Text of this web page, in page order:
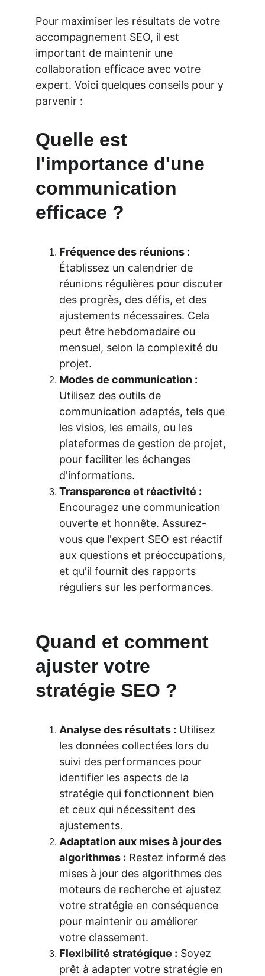
Pour maximiser les résultats de votre
accompagnement SEO, il est
important de maintenir une
collaboration efficace avec votre
expert. Voici quelques conseils pour y
parvenir :
Quelle est
l'importance d'une
communication
efficace ?
Fréquence des réunions :
Établissez un calendrier de
réunions régulières pour discuter
des progrès, des défis, et des
ajustements nécessaires. Cela
peut être hebdomadaire ou
mensuel, selon la complexité du
projet.
Modes de communication :
Utilisez des outils de
communication adaptés, tels que
les visios, les emails, ou les
plateformes de gestion de projet,
pour faciliter les échanges
d'informations.
Transparence et réactivité :
Encouragez une communication
ouverte et honnête. Assurez-
vous que l'expert SEO est réactif
aux questions et préoccupations,
et qu'il fournit des rapports
réguliers sur les performances.
Quand et comment
ajuster votre
stratégie SEO ?
Analyse des résultats : Utilisez
les données collectées lors du
suivi des performances pour
identifier les aspects de la
stratégie qui fonctionnent bien
et ceux qui nécessitent des
ajustements.
Adaptation aux mises à jour des
algorithmes : Restez informé des
mises à jour des algorithmes des
moteurs de recherche et ajustez
votre stratégie en conséquence
pour maintenir ou améliorer
votre classement.
Flexibilité stratégique : Soyez
prêt à adapter votre stratégie en